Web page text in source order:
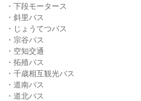
・下段モータース
・斜里バス
・じょうてつバス
・宗谷バス
・空知交通
・拓殖バス
・千歳相互観光バス
・道南バス
・道北バス